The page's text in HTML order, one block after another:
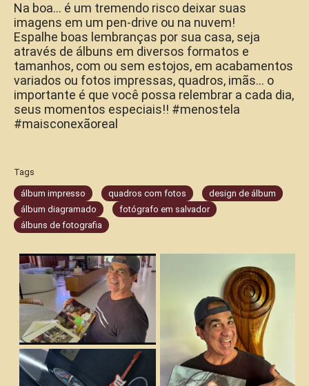
Na boa... é um tremendo risco deixar suas
imagens em um pen-drive ou na nuvem!
Espalhe boas lembranças por sua casa, seja
através de álbuns em diversos formatos e
tamanhos, com ou sem estojos, em acabamentos
variados ou fotos impressas, quadros, imãs... o
importante é que você possa relembrar a cada dia,
seus momentos especiais!! #menostela
#maisconexãoreal
Tags
álbum impresso quadros com fotos
design de álbum
álbum diagramado
fotógrafo em salvador
álbuns de fotografia